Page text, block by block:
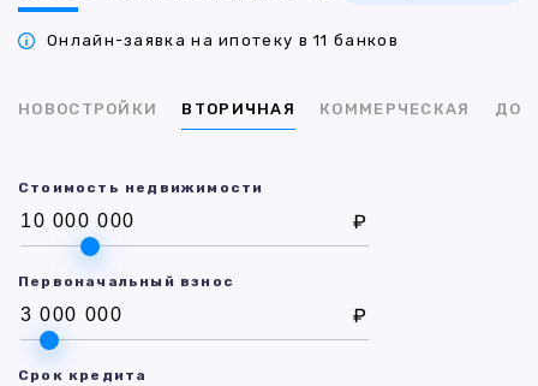
Онлайн-заявка на ипотеку в 11 банков
НОВОСТРОЙКИ ВТОРИЧНАЯ КОММЕРЧЕСКАЯ ДОМ
Стоимость недвижимости
₽
Первоначальный взнос
₽
Срок кредита